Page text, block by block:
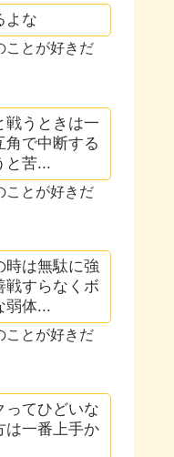
よな
ことが好きだ
戦うときは一
角で中断する
と苦...
ことが好きだ
時は無駄に強
戦すらなくボ
弱体...
ことが好きだ
ってひどいな
は一番上手か